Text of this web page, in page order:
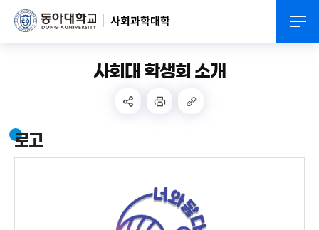
사회과학대학
사회대 학생회 소개
로고